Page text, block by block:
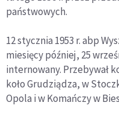
państwowych.
12 stycznia 1953 r. abp
miesięcy później, 25
internowany. Przebywał
koło Grudziądza, w
Opola i w Komańczy w